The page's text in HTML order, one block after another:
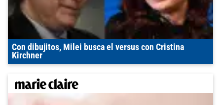
Con dibujitos, Milei busca el versus con Cristina
Kirchner